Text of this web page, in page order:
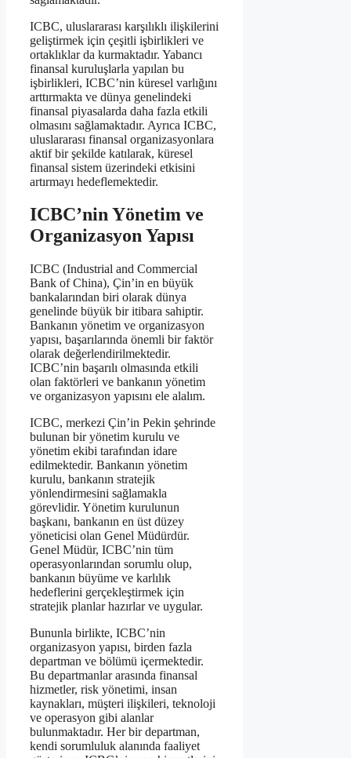
ICBC, uluslararası karşılıklı ilişkilerini
geliştirmek için çeşitli işbirlikleri ve
ortaklıklar da kurmaktadır. Yabancı
finansal kuruluşlarla yapılan bu
işbirlikleri, ICBC’nin küresel varlığını
arttırmakta ve dünya genelindeki
finansal piyasalarda daha fazla etkili
olmasını sağlamaktadır. Ayrıca ICBC,
uluslararası finansal organizasyonlara
aktif bir şekilde katılarak, küresel
finansal sistem üzerindeki etkisini
artırmayı hedeflemektedir.
ICBC’nin Yönetim ve
Organizasyon Yapısı
ICBC (Industrial and Commercial
Bank of China), Çin’in en büyük
bankalarından biri olarak dünya
genelinde büyük bir itibara sahiptir.
Bankanın yönetim ve organizasyon
yapısı, başarılarında önemli bir faktör
olarak değerlendirilmektedir.
ICBC’nin başarılı olmasında etkili
olan faktörleri ve bankanın yönetim
ve organizasyon yapısını ele alalım.
ICBC, merkezi Çin’in Pekin şehrinde
bulunan bir yönetim kurulu ve
yönetim ekibi tarafından idare
edilmektedir. Bankanın yönetim
kurulu, bankanın stratejik
yönlendirmesini sağlamakla
görevlidir. Yönetim kurulunun
başkanı, bankanın en üst düzey
yöneticisi olan Genel Müdürdür.
Genel Müdür, ICBC’nin tüm
operasyonlarından sorumlu olup,
bankanın büyüme ve karlılık
hedeflerini gerçekleştirmek için
stratejik planlar hazırlar ve uygular.
Bununla birlikte, ICBC’nin
organizasyon yapısı, birden fazla
departman ve bölümü içermektedir.
Bu departmanlar arasında finansal
hizmetler, risk yönetimi, insan
kaynakları, müşteri ilişkileri, teknoloji
ve operasyon gibi alanlar
bulunmaktadır. Her bir departman,
kendi sorumluluk alanında faaliyet